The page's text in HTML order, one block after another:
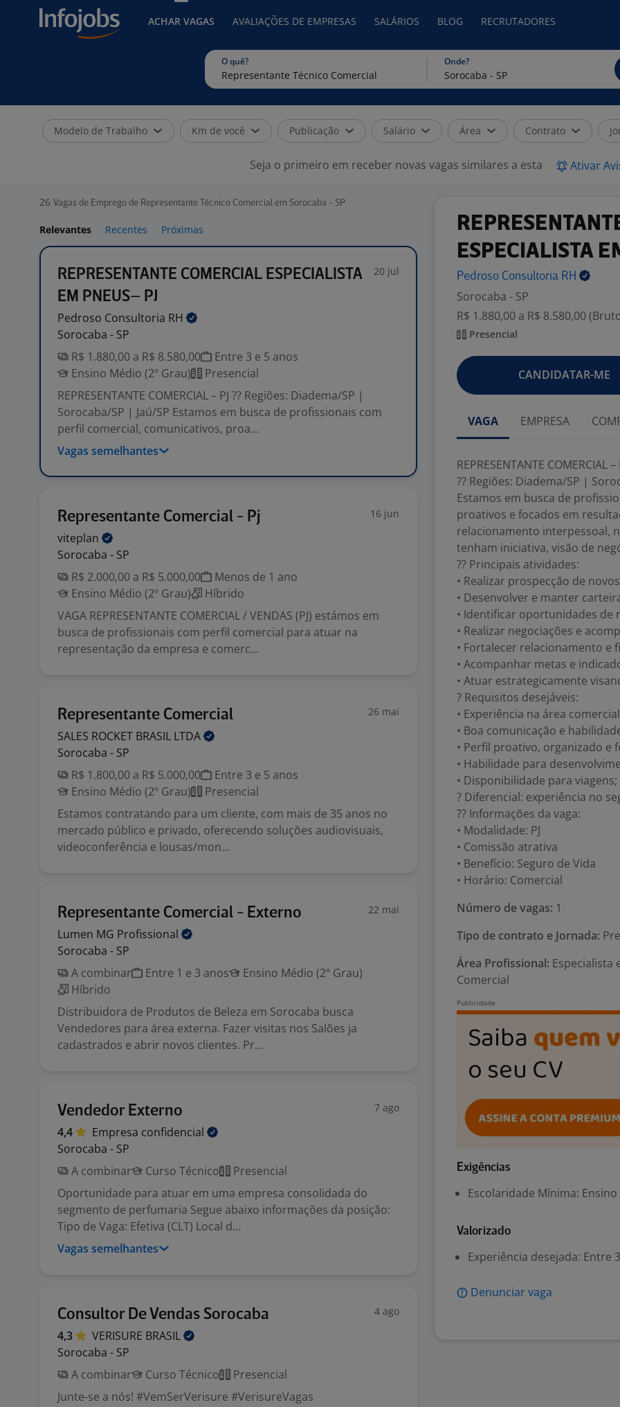
ACHAR VAGAS AVALIAÇÕES DE EMPRESAS SALÁRIOS BLOG RECRUTADORES
O quê? Onde?
Modelo de Trabalho Km de você Publicação Salário Área Contrato
Seja o primeiro em receber novas vagas similares a esta Ativar
26 Vagas de Emprego de Representante Técnico Comercial em Sorocaba - SP
Relevantes Recentes Próximas
REPRESENTANTE COMERCIAL ESPECIALISTA
EM PNEUS– PJ
20 jul
Pedroso Consultoria RH
Sorocaba - SP
R$ 1.880,00 a R$ 8.580,00
Entre 3 e 5 anos
Ensino Médio (2º Grau)
Presencial
REPRESENTANTE COMERCIAL – PJ ?? Regiões: Diadema/SP |
Sorocaba/SP | Jaú/SP Estamos em busca de profissionais com
perfil comercial, comunicativos, proa...
Vagas semelhantes
Representante Comercial - Pj 16 jun
viteplan
Sorocaba - SP
R$ 2.000,00 a R$ 5.000,00
Menos de 1 ano
Ensino Médio (2º Grau)
Híbrido
VAGA REPRESENTANTE COMERCIAL / VENDAS (PJ) estámos em
busca de profissionais com perfil comercial para atuar na
representação da empresa e comerc...
Representante Comercial 26 mai
SALES ROCKET BRASIL LTDA
Sorocaba - SP
R$ 1.800,00 a R$ 5.000,00
Entre 3 e 5 anos
Ensino Médio (2º Grau)
Presencial
Estamos contratando para um cliente, com mais de 35 anos no
mercado público e privado, oferecendo soluções audiovisuais,
videoconferência e lousas/mon...
Representante Comercial - Externo 22 mai
Lumen MG Profissional
Sorocaba - SP
A combinar
Entre 1 e 3 anos
Ensino Médio (2º Grau)
Híbrido
Distribuidora de Produtos de Beleza em Sorocaba busca
Vendedores para área externa. Fazer visitas nos Salões ja
cadastrados e abrir novos clientes. Pr...
Vendedor Externo 7 ago
4,4 Empresa confidencial
Sorocaba - SP
A combinar
Curso Técnico
Presencial
Oportunidade para atuar em uma empresa consolidada do
segmento de perfumaria Segue abaixo informações da posição:
Tipo de Vaga: Efetiva (CLT) Local d...
Vagas semelhantes
Consultor De Vendas Sorocaba 4 ago
4,3 VERISURE BRASIL
Sorocaba - SP
A combinar
Curso Técnico
Presencial
Junte-se a nós! #VemSerVerisure #VerisureVagas
ESPECIALISTA
Pedroso Consultoria RH
Sorocaba - SP
R$ 1.880,00 a R$ 8.580,00
Presencial
CANDIDATAR-ME
VAGA EMPRESA
REPRESENTANTE COMERCIAL –
?? Regiões: Diadema/SP |
Estamos em busca de
proativos e focados em
relacionamento interpessoal,
tenham iniciativa, visão de
?? Principais atividades:
• Realizar prospecção de
• Desenvolver e manter
• Identificar oportunidades de
• Realizar negociações e
• Fortalecer relacionamento e
• Acompanhar metas e
• Atuar estrategicamente
? Requisitos desejáveis:
• Experiência na área
• Boa comunicação e
• Perfil proativo, organizado e
• Habilidade para
• Disponibilidade para viagens;
? Diferencial: experiência no
?? Informações da vaga:
• Modalidade: PJ
• Comissão atrativa
• Benefício: Seguro de Vida
• Horário: Comercial
Número de vagas: 1
Tipo de contrato e Jornada:
Área Profissional: Especialista
Comercial
Exigências
Escolaridade Mínima: Ensino
Valorizado
Experiência desejada: Entre
Denunciar vaga